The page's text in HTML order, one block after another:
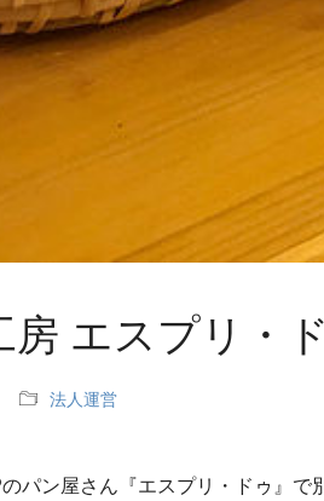
房 エスプリ・
法人運営
パン屋さん『エスプリ・ドゥ』で